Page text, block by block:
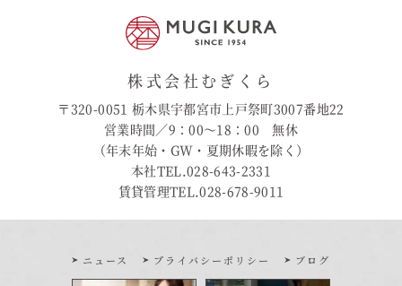
株式会社むぎくら
〒320-0051 栃木県宇都宮市上戸祭町3007番地22
営業時間／9：00〜18：00 無休
（年末年始・GW・夏期休暇を除く）
本社TEL.028-643-2331
賃貸管理TEL.028-678-9011
ニュース プライバシーポリシー ブログ